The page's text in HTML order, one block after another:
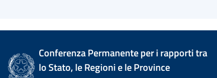
Conferenza Permanente per i rapporti tra
lo Stato, le Regioni e le Province